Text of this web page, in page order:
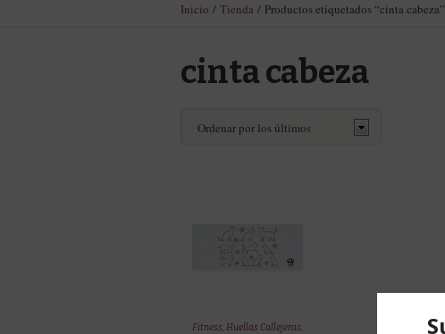
Inicio / Tienda / Productos etiquetados “cinta cabeza”
cinta cabeza
Fitness, Huellas Callejeras,